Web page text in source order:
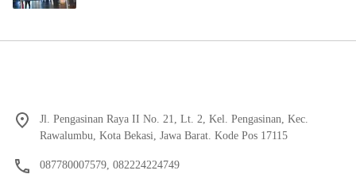
Jl. Pengasinan Raya II No. 21, Lt. 2, Kel. Pengasinan, Kec.
Rawalumbu, Kota Bekasi, Jawa Barat. Kode Pos 17115
087780007579, 082224224749